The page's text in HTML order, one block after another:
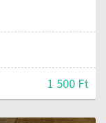
1 500 Ft